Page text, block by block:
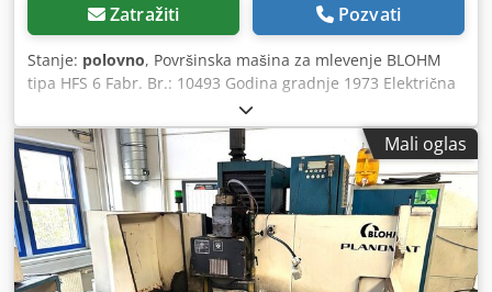
Zatražiti Pozvati
Stanje: polovno, Površinska mašina za mlevenje BLOHM
tipa HFS 6 Fabr. Br.: 10493 Godina gradnje 1973 Električna
magnetna ploča za stezanje 600 x 300 mm Dužina
mlevenja 600 mm Širina mlevenja 400 mm Stono
longitudinalno kretanje max. 650 mm Poprečno kretanje
350 mm Centar za vreteno na daljinu - površina stola max.
600 mm Udaljenost od vretenastog centra do magnetne
ploče max. 517 mm Stegnuta površinska tabela 1020 x 300
mm Mleveni točak prečnika 300 mm Širina brušenog točka
50 mm Brušeni točak bore 76 mm Tabela longitudinalna
Mali oglas